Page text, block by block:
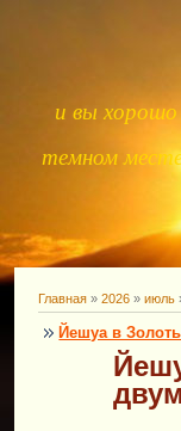
и вы хорошо
темном
Главная »2026 » июль
Йешуа в